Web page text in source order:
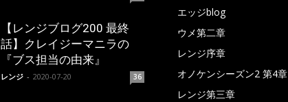
【レンジブログ200 最終
話】クレイジーマニラの
『ブス担当の由来』
レンジ - 2020-07-20 36
エッジblog
ウメ第二章
レンジ序章
オノケンシーズン2 第4章
レンジ第三章